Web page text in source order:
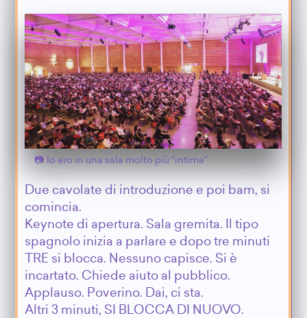
Io ero in una sala molto più "intima"
Due cavolate di introduzione e poi bam, si
comincia.
Keynote di apertura. Sala gremita. Il tipo
spagnolo inizia a parlare e dopo tre minuti
TRE si blocca. Nessuno capisce. Si è
incartato. Chiede aiuto al pubblico.
Applauso. Poverino. Dai, ci sta.
Altri 3 minuti, SI BLOCCA DI NUOVO.